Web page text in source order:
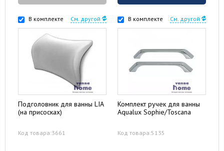
В комплекте См. другой
Подголовник для ванны LIA
(на присосках)
Код товара:3661
В комплекте См. другой
Комплект ручек для ванны
Aqualux Sophie/Toscana
Код товара:5135